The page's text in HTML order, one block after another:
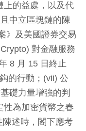
上的益處，以及代
中立區塊鏈的陳
》及美國證券交易
對金融服務
8 月 15 日終止
的行動；(vii) 公
礎力量增強的判
性為加密貨幣之春
述時，閣下應考